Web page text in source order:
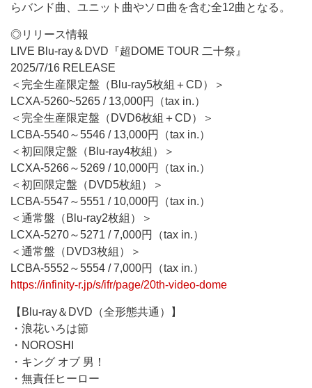
らバンド曲、ユニット曲やソロ曲を含む全12曲となる。
◎リリース情報
LIVE Blu-ray＆DVD『超DOME TOUR 二十祭』
2025/7/16 RELEASE
＜完全生産限定盤（Blu-ray5枚組＋CD）＞
LCXA-5260~5265 / 13,000円（tax in.）
＜完全生産限定盤（DVD6枚組＋CD）＞
LCBA-5540～5546 / 13,000円（tax in.）
＜初回限定盤（Blu-ray4枚組）＞
LCXA-5266～5269 / 10,000円（tax in.）
＜初回限定盤（DVD5枚組）＞
LCBA-5547～5551 / 10,000円（tax in.）
＜通常盤（Blu-ray2枚組）＞
LCXA-5270～5271 / 7,000円（tax in.）
＜通常盤（DVD3枚組）＞
LCBA-5552～5554 / 7,000円（tax in.）
https://infinity-r.jp/s/ifr/page/20th-video-dome
【Blu-ray＆DVD（全形態共通）】
・浪花いろは節
・NOROSHI
・キング オブ 男！
・無責任ヒーロー